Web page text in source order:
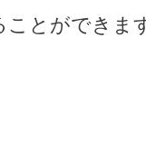
とができま